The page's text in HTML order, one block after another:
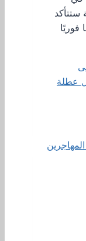
ستتأكد
فوريًا
عطلة